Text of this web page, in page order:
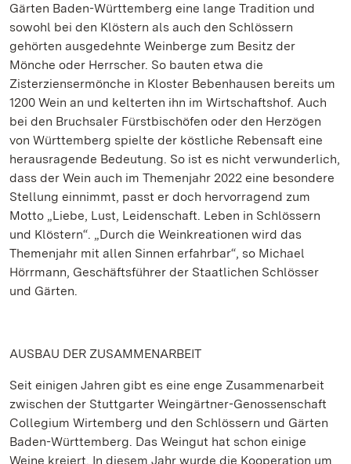
Gärten Baden-Württemberg eine lange Tradition und
sowohl bei den Klöstern als auch den Schlössern
gehörten ausgedehnte Weinberge zum Besitz der
Mönche oder Herrscher. So bauten etwa die
Zisterziensermönche in Kloster Bebenhausen bereits um
1200 Wein an und kelterten ihn im Wirtschaftshof. Auch
bei den Bruchsaler Fürstbischöfen oder den Herzögen
von Württemberg spielte der köstliche Rebensaft eine
herausragende Bedeutung. So ist es nicht verwunderlich,
dass der Wein auch im Themenjahr 2022 eine besondere
Stellung einnimmt, passt er doch hervorragend zum
Motto „Liebe, Lust, Leidenschaft. Leben in Schlössern
und Klöstern“. „Durch die Weinkreationen wird das
Themenjahr mit allen Sinnen erfahrbar“, so Michael
Hörrmann, Geschäftsführer der Staatlichen Schlösser
und Gärten.
AUSBAU DER ZUSAMMENARBEIT
Seit einigen Jahren gibt es eine enge Zusammenarbeit
zwischen der Stuttgarter Weingärtner-Genossenschaft
Collegium Wirtemberg und den Schlössern und Gärten
Baden-Württemberg. Das Weingut hat schon einige
Weine kreiert. In diesem Jahr wurde die Kooperation um